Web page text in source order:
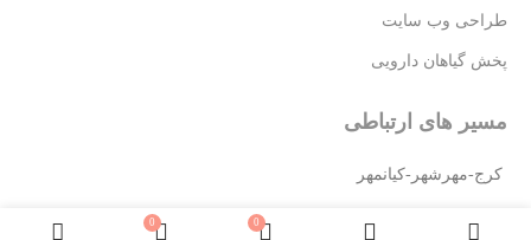
طراحی وب سایت
پخش گیاهان دارویی
مسیر های ارتباطی
کرج-مهرشهر-کیانمهر
شماره تماس: 09192666717 0
0